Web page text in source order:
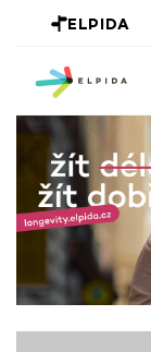
ELPIDA